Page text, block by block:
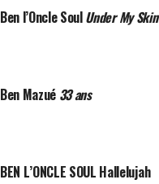
Ben l’Oncle SoulUnder My Skin
Ben Mazué 33 ans
BEN L’ONCLE SOUL Hallelujah